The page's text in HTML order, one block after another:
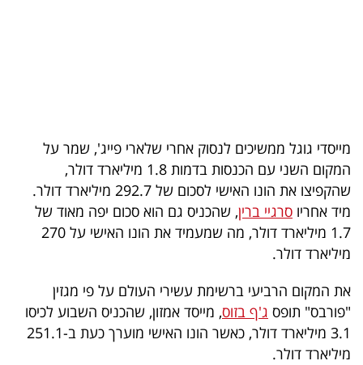
הכלכלי
פודקאסט
40
UNDER
40
שיתופי
מייסדי גוגל ממשיכים לנסוק אחרי שלארי פייג', שמר על
המקום השני עם הכנסות בדמות 1.8 מיליארד דולר,
שהקפיצו את הונו האישי לסכום של 292.7 מיליארד דולר.
מיד אחריו סרגיי ברין, שהכניס גם הוא סכום יפה מאוד של
1.7 מיליארד דולר, מה שמעמיד את הונו האישי על 270
מיליארד דולר.
את המקום הרביעי ברשימת עשירי העולם על פי מגזין
"פורבס" תופס ג'ף בזוס, מייסד אמזון, שהכניס השבוע לכיסו
3.1 מיליארד דולר, כאשר הונו האישי מוערך כעת ב-251.1
מיליארד דולר.